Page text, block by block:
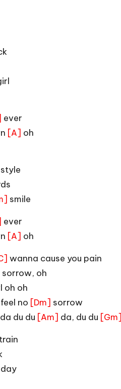
ever
[A] oh
style
smile
ever
[A] oh
wanna cause you pain
sorrow, oh
oh oh
no [Dm] sorrow
du du [Am] da, du du [Gm]